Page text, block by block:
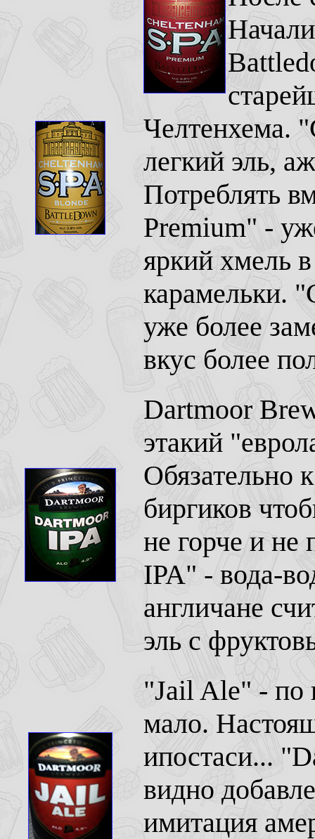
Челтенхема.
легкий эль,
Потреблять
Premium" -
яркий хмель
карамельки.
уже более
вкус более
Dartmoor
этакий
Обязательно
биргиков
не горче и
IPA" - вода-
англичане
эль с
"Jail Ale" - по
мало.
ипостаси...
видно
имитация